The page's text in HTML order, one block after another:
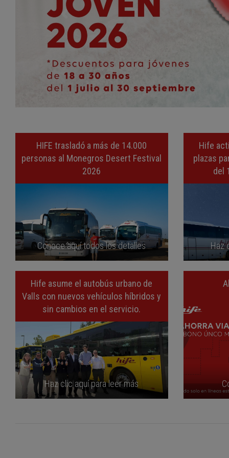
HIFE trasladó a más de 14.000
personas al Monegros Desert Festival
2026
Conoce aquí todos los detalles
Hife
plazas
del
Haz
Hife asume el autobús urbano de
Valls con nuevos vehículos híbridos y
sin cambios en el servicio.
Haz clic aquí para leer más